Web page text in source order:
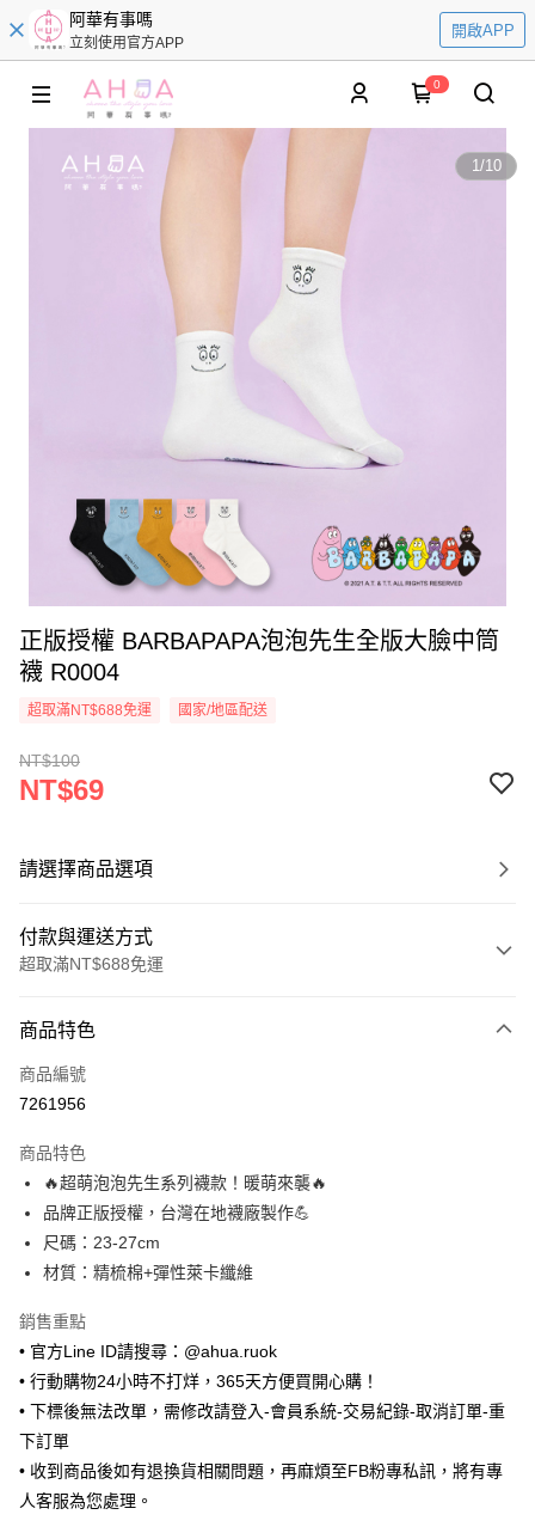
阿華有事嗎
立刻使用官方APP
開啟APP
0
1/10
正版授權 BARBAPAPA泡泡先生全版大臉中筒
襪 R0004
超取滿NT$688免運 國家/地區配送
NT$100
NT$69
請選擇商品選項
付款與運送方式
超取滿NT$688免運
信用卡一次付款
超商取貨付款
Apple Pay
街口支付
悠遊付
ATM付款
全家取貨付款
每筆NT$65，滿NT$688(含以上)免運費
付款後全家取貨
商品特色
商品編號
7261956
商品特色
🔥超萌泡泡先生系列襪款！暖萌來襲🔥
品牌正版授權，台灣在地襪廠製作💪
尺碼：23-27cm
材質：精梳棉+彈性萊卡纖維
銷售重點
• 官方Line ID請搜尋：@ahua.ruok
• 行動購物24小時不打烊，365天方便買開心購！
• 下標後無法改單，需修改請登入-會員系統-交易紀錄-取消訂單-重
下訂單
• 收到商品後如有退換貨相關問題，再麻煩至FB粉專私訊，將有專
人客服為您處理。